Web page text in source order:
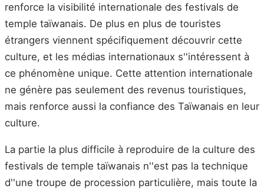
renforce la visibilité internationale des festivals de
temple taïwanais. De plus en plus de touristes
étrangers viennent spécifiquement découvrir cette
culture, et les médias internationaux s''intéressent à
ce phénomène unique. Cette attention internationale
ne génère pas seulement des revenus touristiques,
mais renforce aussi la confiance des Taïwanais en leur
culture.
La partie la plus difficile à reproduire de la culture des
festivals de temple taïwanais n''est pas la technique
d''une troupe de procession particulière, mais toute la